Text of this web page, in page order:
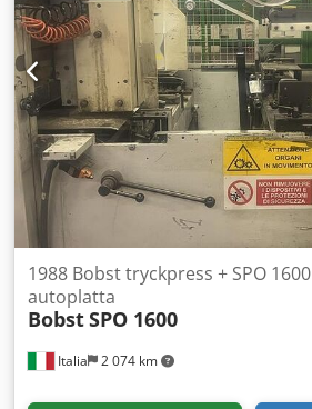
Italia 2 074 km
1988 Bobst tryckpress + SPO 1600
autoplatta
BobstSPO 1600